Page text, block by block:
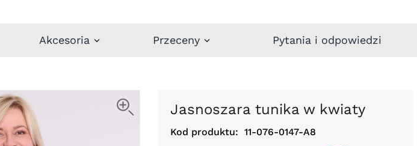
Akcesoria Przeceny Pytania i odpowiedzi
Jasnoszara tunika w kwiaty
Kod produktu: 11-076-0147-A8